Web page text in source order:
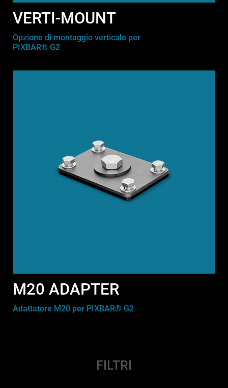
VERTI-MOUNT
Opzione di montaggio verticale per
PIXBAR® G2
M20 ADAPTER
Adattatore M20 per PIXBAR® G2
FILTRI